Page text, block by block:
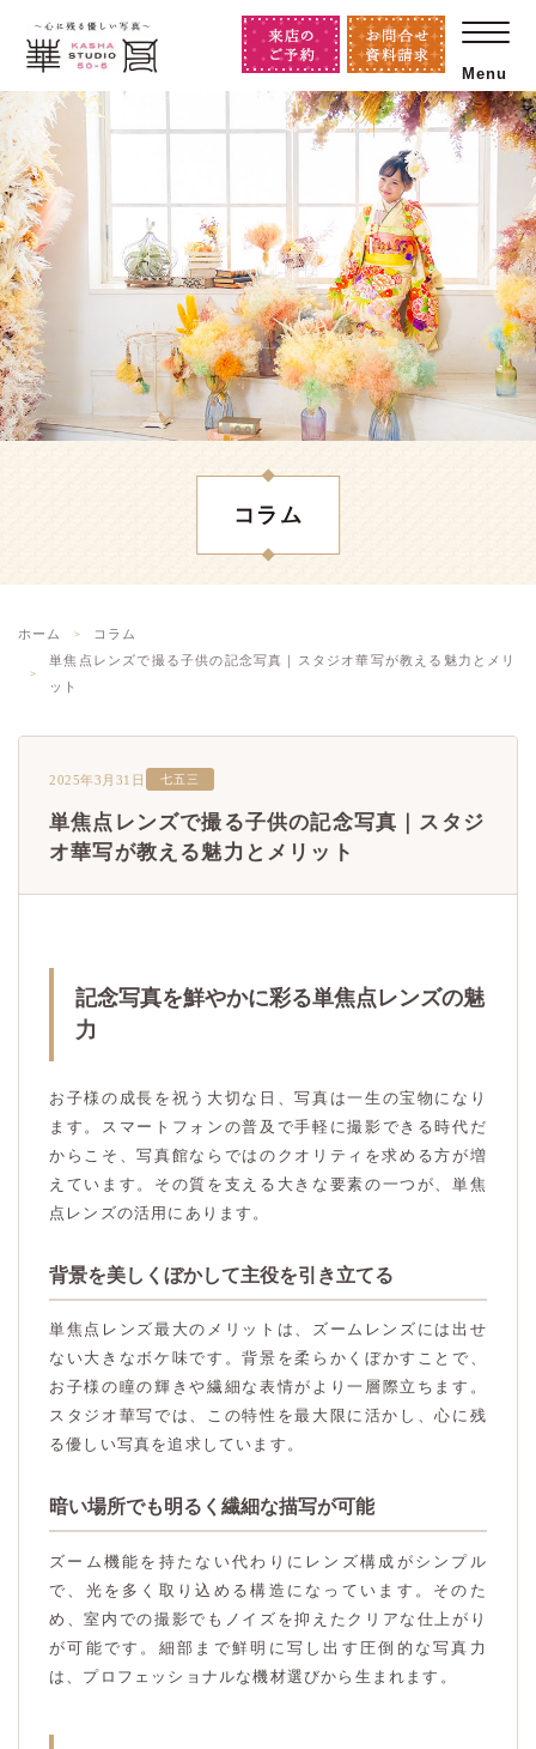
Menu
コラム
ホーム
コラム
単焦点レンズで撮る子供の記念写真｜スタジオ華写が教える魅力とメリ
ット
2025年3月31日 七五三
単焦点レンズで撮る子供の記念写真｜スタジ
オ華写が教える魅力とメリット
記念写真を鮮やかに彩る単焦点レンズの魅
力
お子様の成長を祝う大切な日、写真は一生の宝物になり
ます。スマートフォンの普及で手軽に撮影できる時代だ
からこそ、写真館ならではのクオリティを求める方が増
えています。その質を支える大きな要素の一つが、単焦
点レンズの活用にあります。
背景を美しくぼかして主役を引き立てる
単焦点レンズ最大のメリットは、ズームレンズには出せ
ない大きなボケ味です。背景を柔らかくぼかすことで、
お子様の瞳の輝きや繊細な表情がより一層際立ちます。
スタジオ華写では、この特性を最大限に活かし、心に残
る優しい写真を追求しています。
暗い場所でも明るく繊細な描写が可能
ズーム機能を持たない代わりにレンズ構成がシンプル
で、光を多く取り込める構造になっています。そのた
め、室内での撮影でもノイズを抑えたクリアな仕上がり
が可能です。細部まで鮮明に写し出す圧倒的な写真力
は、プロフェッショナルな機材選びから生まれます。